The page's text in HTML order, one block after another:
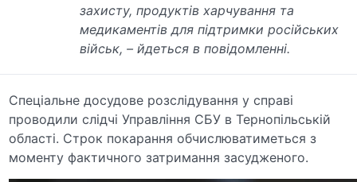
захисту, продуктів харчування та
медикаментів для підтримки російських
військ, – йдеться в повідомленні.
Спеціальне досудове розслідування у справі
проводили слідчі Управління СБУ в Тернопільській
області. Строк покарання обчислюватиметься з
моменту фактичного затримання засудженого.